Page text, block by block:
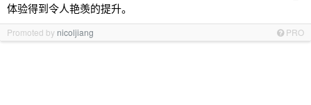
体验得到令人艳羡的提升。
Promoted by nicoljiang PRO